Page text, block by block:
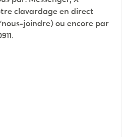
clavardage en direct
joindre) ou encore par